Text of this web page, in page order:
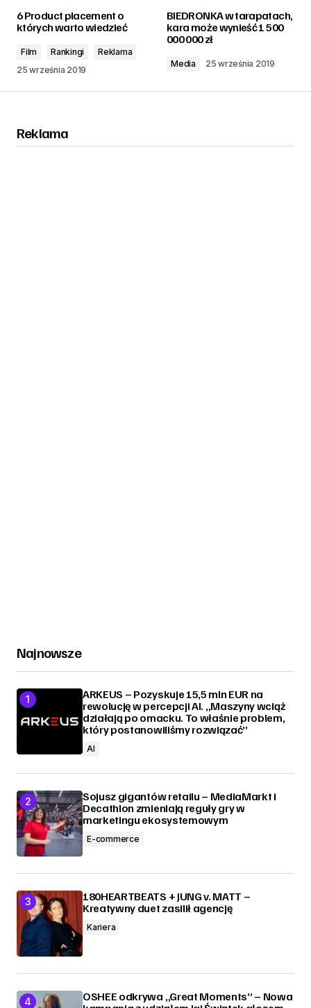
6 Product placement o
których warto wiedzieć
Film Rankingi
Reklama
25 września 2019
BIEDRONKA w tarapatach,
kara może wynieść 1 500
000 000 zł
Media 25 września 2019
Reklama
Najnowsze
ARKEUS – Pozyskuje 15,5 mln EUR na
rewolucję w percepcji AI. „Maszyny wciąż
działają po omacku. To właśnie problem,
który postanowiliśmy rozwiązać”
AI
Sojusz gigantów retailu – MediaMarkt i
Decathlon zmieniają reguły gry w
marketingu ekosystemowym
E-commerce
180HEARTBEATS + JUNG v. MATT –
Kreatywny duet zasilił agencję
Kariera
OSHEE odkrywa „Great Moments” – Nowa